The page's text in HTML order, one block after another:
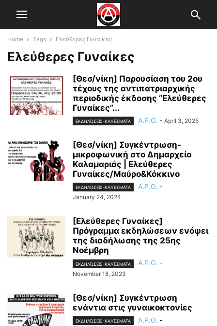
Home Tags Ελεύθερες Γυναίκες
Ελεύθερες Γυναίκες
[Θεσ/νίκη] Παρουσίαση του 2ου
τέχους της αντιπατριαρχικής
περιοδικής έκδοσης “Ελεύθερες
Γυναίκες”...
ΕΚΔΗΛΏΣΕΙΣ-ΚΑΛΈΣΜΑΤΑ A.P.O. - April 3, 2025
[Θεσ/νίκη] Συγκέντρωση-
μικροφωνική στο Δημαρχείο
Καλαμαριάς | Ελεύθερες
Γυναίκες/Μαύρο&Κόκκινο
ΕΚΔΗΛΏΣΕΙΣ-ΚΑΛΈΣΜΑΤΑ A.P.O. -
January 24, 2024
[Ελεύθερες Γυναίκες]
Πρόγραμμα εκδηλώσεων ενόψει
της διαδήλωσης της 25ης
Νοέμβρη
ΕΚΔΗΛΏΣΕΙΣ-ΚΑΛΈΣΜΑΤΑ A.P.O. -
November 18, 2023
[Θεσ/νίκη] Συγκέντρωση
ενάντια στις γυναικοκτονίες
ΕΚΔΗΛΏΣΕΙΣ-ΚΑΛΈΣΜΑΤΑ A.P.O. -